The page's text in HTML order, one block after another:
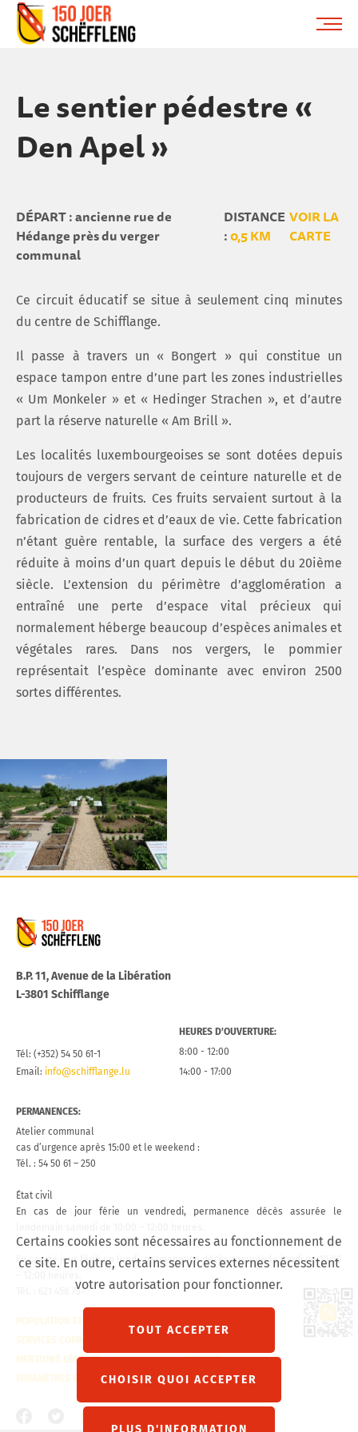
Lien
Schifflange, schifflange-logo, gemeng
Le sentier pédestre «
Den Apel »
DÉPART : ancienne rue de
Hédange près du verger
communal
DISTANCE
:0,5 KM
VOIR LA
CARTE
Ce circuit éducatif se situe à seulement cinq minutes
du centre de Schifflange.
Il passe à travers un « Bongert » qui constitue un
espace tampon entre d’une part les zones industrielles
« Um Monkeler » et « Hedinger Strachen », et d’autre
part la réserve naturelle « Am Brill ».
Les localités luxembourgeoises se sont dotées depuis
toujours de vergers servant de ceinture naturelle et de
producteurs de fruits. Ces fruits servaient surtout à la
fabrication de cidres et d’eaux de vie. Cette fabrication
n’étant guère rentable, la surface des vergers a été
réduite à moins d’un quart depuis le début du 20ième
siècle. L’extension du périmètre d’agglomération a
entraîné une perte d’espace vital précieux qui
normalement héberge beaucoup d’espèces animales et
végétales rares. Dans nos vergers, le pommier
représentait l’espèce dominante avec environ 2500
sortes différentes.
B.P. 11, Avenue de la Libération
L-3801 Schifflange
Tél: (+352) 54 50 61-1
Email: info@schifflange.lu
HEURES D’OUVERTURE:
8:00 - 12:00
14:00 - 17:00
PERMANENCES:
Atelier communal
cas d’urgence après 15:00 et le weekend :
Tél. : 54 50 61 – 250
État civil
En cas de jour férie un vendredi, permanence décès assurée le
En cas de jour férié un lundi, permanence décès assurée le lundi de 10:00
Tél. : 621 458 757
POPULATION ET ÉTAT CIVIL
SERVICES COMMUNAUX
MENTIONS LÉGALES
PARAMÈTRES RGPD
SITEMAP
Certains cookies sont nécessaires au fonctionnement de
ce site. En outre, certains services externes nécessitent
votre autorisation pour fonctionner.
TOUT ACCEPTER
CHOISIR QUOI ACCEPTER
PLUS D'INFORMATION